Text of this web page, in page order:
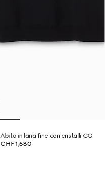
Abito in lana fine con cristalli GG
CHF 1,680